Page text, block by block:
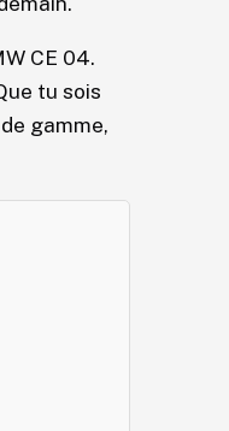
CE 04.
tu sois
gamme,